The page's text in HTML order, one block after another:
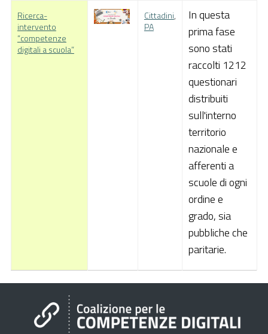
Cruscotto
Cittadini
Imprese
Ricerca-
intervento
“competenze
digitali a scuola”
Cittadini,
PA
In questa
prima fase
sono stati
raccolti 1212
questionari
distribuiti
sull'interno
territorio
nazionale e
afferenti a
scuole di ogni
ordine e
grado, sia
pubbliche che
paritarie.